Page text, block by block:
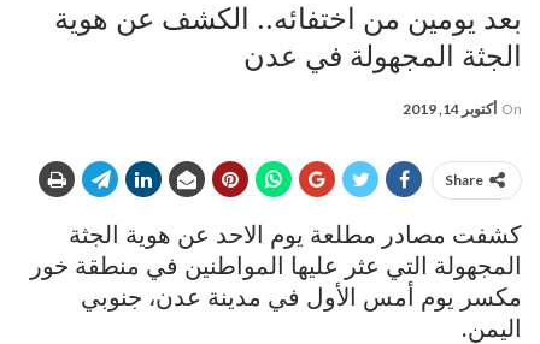
بعد يومين من اختفائه.. الكشف عن هوية
الجثة المجهولة في عدن
On أكتوبر 14, 2019
Share
كشفت مصادر مطلعة يوم الاحد عن هوية الجثة
المجهولة التي عثر عليها المواطنين في منطقة خور
مكسر يوم أمس الأول في مدينة عدن، جنوبي
اليمن.